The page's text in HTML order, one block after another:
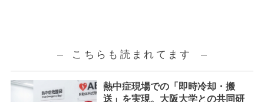
こちらも読まれてます
熱中症現場での「即時冷却・搬
送」を実現。大阪大学との共同研